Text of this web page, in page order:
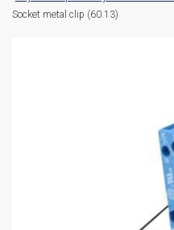
Socket metal clip (60.13)